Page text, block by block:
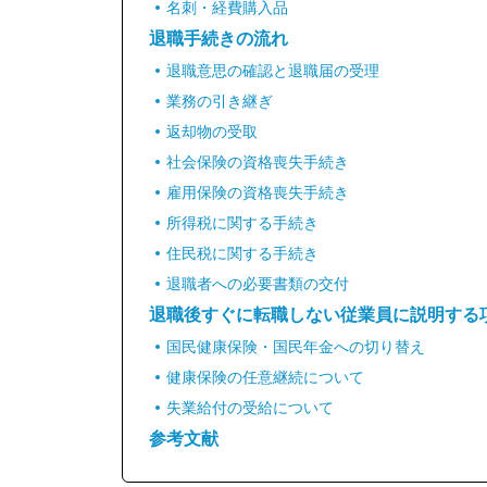
名刺・経費購入品
退職手続きの流れ
退職意思の確認と退職届の受理
業務の引き継ぎ
返却物の受取
社会保険の資格喪失手続き
雇用保険の資格喪失手続き
所得税に関する手続き
住民税に関する手続き
退職者への必要書類の交付
退職後すぐに転職しない従業員に説明する
国民健康保険・国民年金への切り替え
健康保険の任意継続について
失業給付の受給について
参考文献